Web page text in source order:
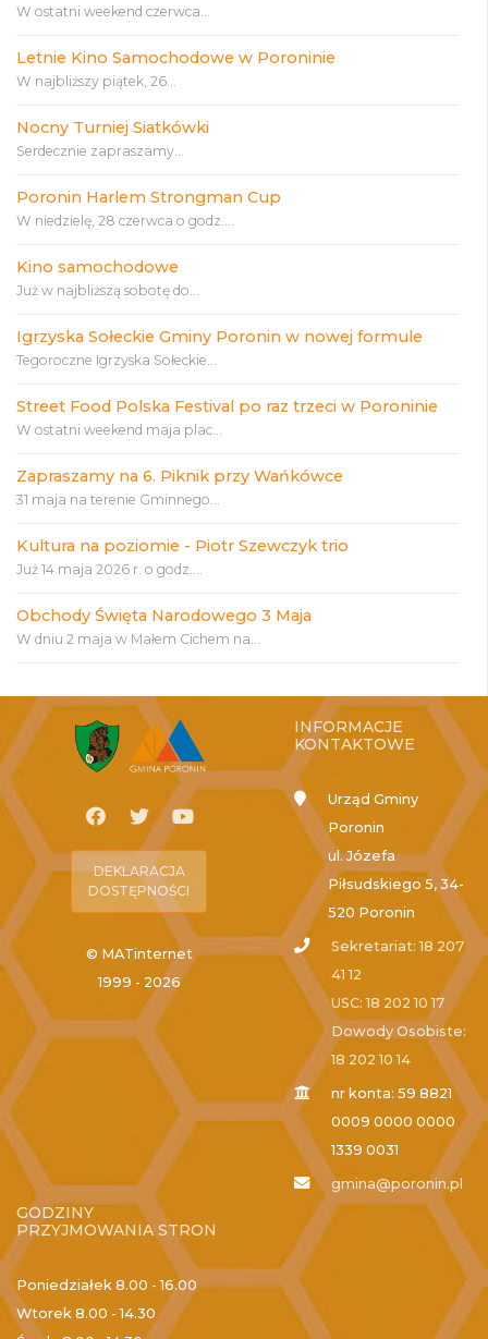
W ostatni weekend czerwca...
Letnie Kino Samochodowe w Poroninie
W najbliższy piątek, 26...
Nocny Turniej Siatkówki
Serdecznie zapraszamy...
Poronin Harlem Strongman Cup
W niedzielę, 28 czerwca o godz....
Kino samochodowe
Już w najbliższą sobotę do...
Igrzyska Sołeckie Gminy Poronin w nowej formule
Tegoroczne Igrzyska Sołeckie...
Street Food Polska Festival po raz trzeci w Poroninie
W ostatni weekend maja plac...
Zapraszamy na 6. Piknik przy Wańkówce
31 maja na terenie Gminnego...
Kultura na poziomie - Piotr Szewczyk trio
Już 14 maja 2026 r. o godz....
Obchody Święta Narodowego 3 Maja
W dniu 2 maja w Małem Cichem na...
DEKLARACJA
DOSTĘPNOŚCI
© MATinternet
1999 - 2026
INFORMACJE
KONTAKTOWE
Urząd Gminy
Poronin
ul. Józefa
Piłsudskiego 5, 34-
520 Poronin
Sekretariat: 18 207
41 12
USC: 18 202 10 17
Dowody Osobiste:
18 202 10 14
nr konta: 59 8821
0009 0000 0000
1339 0031
gmina@poronin.pl
GODZINY
PRZYJMOWANIA STRON
Poniedziałek 8.00 - 16.00
Wtorek 8.00 - 14.30